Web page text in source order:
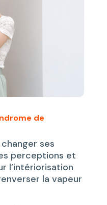
de
ses
perceptions et
l’intériorisation
la vapeur